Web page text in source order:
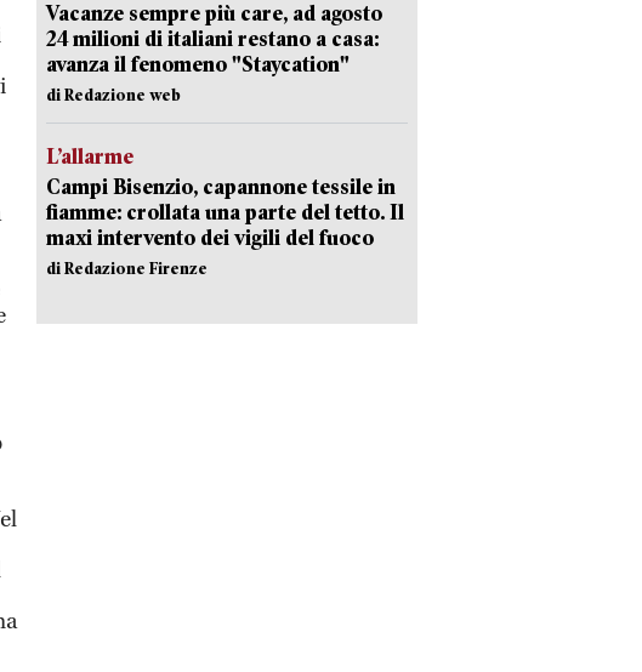
Vacanze sempre più care, ad agosto
24 milioni di italiani restano a casa:
avanza il fenomeno "Staycation"
di Redazione web
L’allarme
Campi Bisenzio, capannone tessile in
fiamme: crollata una parte del tetto. Il
maxi intervento dei vigili del fuoco
di Redazione Firenze